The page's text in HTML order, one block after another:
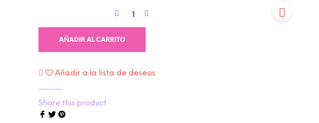
AÑADIR AL CARRITO
Añadir a la lista de deseos
Share this product